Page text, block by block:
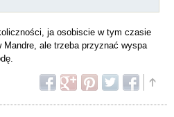
ja osobiscie w tym czasie
Mandre, ale trzeba przyznać wyspa